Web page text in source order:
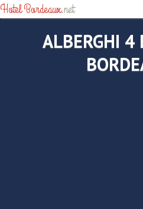
Hotel Bordeaux.net
ALBERGHI 4